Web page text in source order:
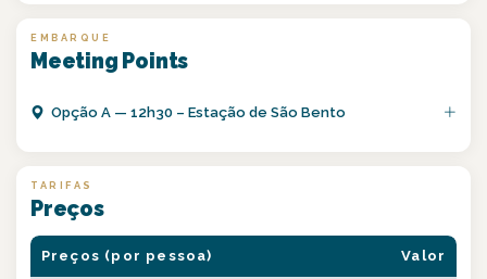
EMBARQUE
Meeting Points
OpçãoA —12h30 – Estação de São Bento
TARIFAS
Preços
Preços (por pessoa) Valor